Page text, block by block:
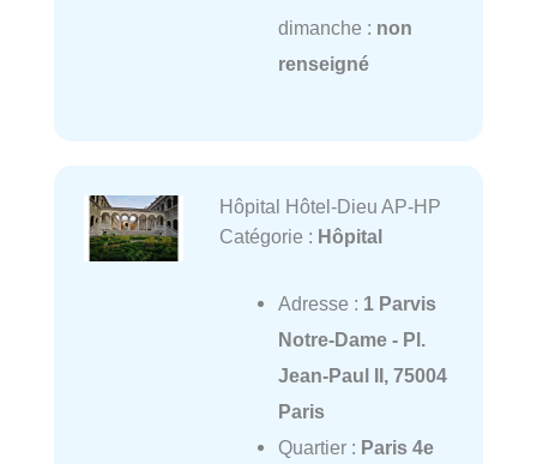
dimanche : non
renseigné
Hôpital Hôtel-Dieu AP-HP
Catégorie : Hôpital
Adresse : 1 Parvis
Notre-Dame - Pl.
Jean-Paul II, 75004
Paris
Quartier : Paris 4e